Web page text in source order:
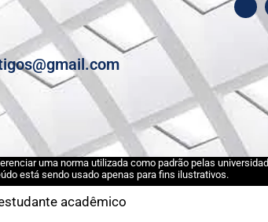
uma norma utilizada como padrão pelas
está sendo usado apenas para fins ilustrativos.
acadêmico